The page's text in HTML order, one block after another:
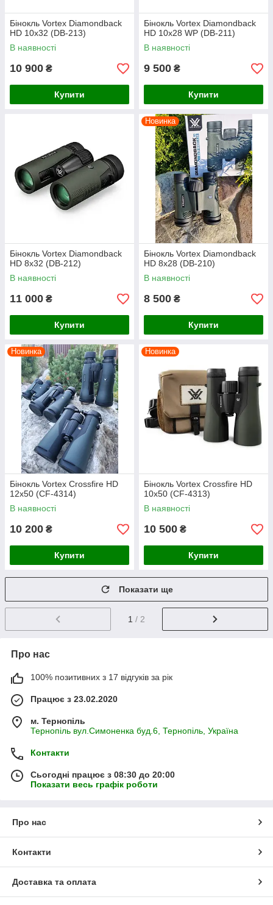
Бінокль Vortex Diamondback
HD 10x32 (DB-213)
В наявності
10 900 ₴
Купити
Бінокль Vortex Diamondback
HD 10x28 WP (DB-211)
В наявності
9 500 ₴
Купити
Бінокль Vortex Diamondback
HD 8x32 (DB-212)
В наявності
11 000 ₴
Купити
Новинка
Бінокль Vortex Diamondback
HD 8x28 (DB-210)
В наявності
8 500 ₴
Купити
Новинка
Бінокль Vortex Crossfire HD
12x50 (CF-4314)
В наявності
10 200 ₴
Купити
Новинка
Бінокль Vortex Crossfire HD
10x50 (CF-4313)
В наявності
10 500 ₴
Купити
Показати ще
1 / 2
Про нас
100% позитивних з 17 відгуків за рік
Працює з 23.02.2020
м. Тернопіль
Тернопіль вул.Симоненка буд.6, Тернопіль, Україна
Контакти
Сьогодні працює з 08:30 до 20:00
Показати весь графік роботи
Про нас
Контакти
Доставка та оплата